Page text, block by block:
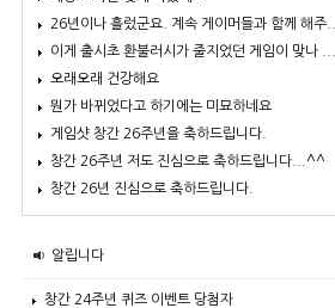
26년이나 흘렀군요. 계속 게이머들과 함께 해주...
이게 출시초 환불러시가 줄지었던 게임이 맞나 ...
오래오래 건강해요
뭔가 바뀌었다고 하기에는 미묘하네요
게임샷 창간 26주년을 축하드립니다.
창간 26주년 저도 진심으로 축하드립니다...^^
창간 26년 진심으로 축하드립니다.
알립니다
창간 24주년 퀴즈 이벤트 당첨자